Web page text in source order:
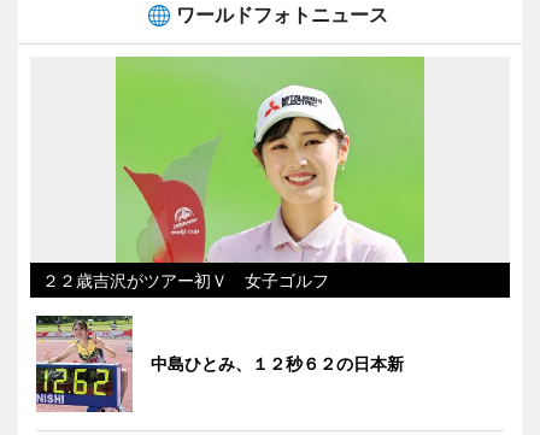
ワールドフォトニュース
２２歳吉沢がツアー初Ｖ 女子ゴルフ
中島ひとみ、１２秒６２の日本新